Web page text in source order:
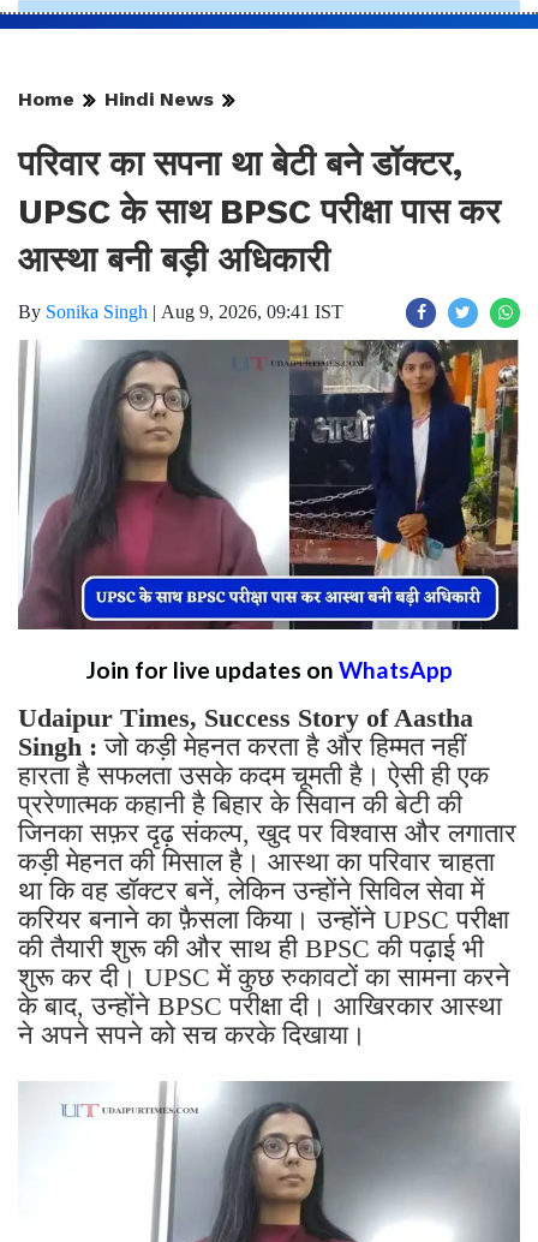
Home Hindi News
परिवार का सपना था बेटी बने डॉक्टर,
UPSC के साथ BPSC परीक्षा पास कर
आस्था बनी बड़ी अधिकारी
By Sonika Singh | Aug 9, 2026, 09:41 IST
Join for live updates on WhatsApp
Udaipur Times, Success Story of Aastha
Singh : जो कड़ी मेहनत करता है और हिम्मत नहीं
हारता है सफलता उसके कदम चूमती है। ऐसी ही एक
प्ररेणात्मक कहानी है बिहार के सिवान की बेटी की
जिनका सफ़र दृढ़ संकल्प, खुद पर विश्वास और लगातार
कड़ी मेहनत की मिसाल है। आस्था का परिवार चाहता
था कि वह डॉक्टर बनें, लेकिन उन्होंने सिविल सेवा में
करियर बनाने का फ़ैसला किया। उन्होंने UPSC परीक्षा
की तैयारी शुरू की और साथ ही BPSC की पढ़ाई भी
शुरू कर दी। UPSC में कुछ रुकावटों का सामना करने
के बाद, उन्होंने BPSC परीक्षा दी। आखिरकार आस्था
ने अपने सपने को सच करके दिखाया।